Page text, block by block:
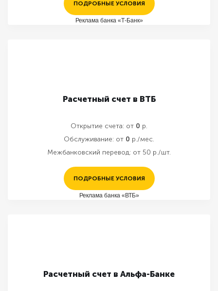
ПОДРОБНЫЕ УСЛОВИЯ
Реклама банка «Т-Банк»
Расчетный счет в ВТБ
Открытие счета: от 0 р.
Обслуживание: от 0 р./мес.
Межбанковский перевод: от 50 р./шт.
ПОДРОБНЫЕ УСЛОВИЯ
Реклама банка «ВТБ»
Расчетный счет в Альфа-Банке